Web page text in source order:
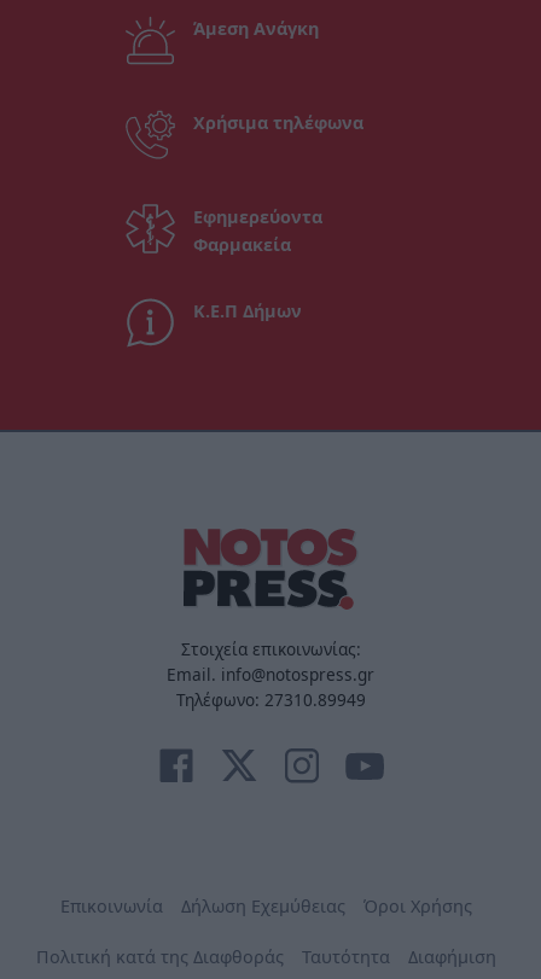
Άμεση Ανάγκη
Χρήσιμα τηλέφωνα
Εφημερεύοντα
Φαρμακεία
Κ.Ε.Π Δήμων
Στοιχεία επικοινωνίας:
Email. info@notospress.gr
Τηλέφωνο: 27310.89949
Επικοινωνία Δήλωση Εχεμύθειας Όροι Χρήσης
Πολιτική κατά της Διαφθοράς Ταυτότητα Διαφήμιση